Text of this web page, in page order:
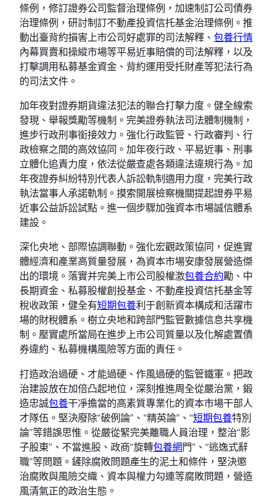
條例，修訂證券公司監督治理條例，加速制訂公司債券
治理條例，研討制訂不動產投資信托基金治理條例。推
動出臺背約損害上市公司好處罪的司法解釋、 包養行情
內幕買賣和操縱市場等平易近事賠償的司法解釋，以及
打擊調用私募基金資金、背約運用受托財產等犯法行為
的司法文件。
加年夜對證券期貨違法犯法的聯合打擊力度。健全線索
發現、舉報獎勵等機制。完美證券執法司法體制機制，
進步行政刑事銜接效力。強化行政監管、行政審判、行
政檢察之間的高效協同。加年夜行政、平易近事、刑事
立體化追責力度，依法從嚴查處各類違法違規行為。加
年夜證券糾紛特別代表人訴訟軌制適用力度，完美行政
執法當事人承諾軌制。摸索開展檢察機關提起證券平易
近事公益訴訟試點。進一個步驟加強資本市場誠信體系
建設。
深化央地、部際協調聯動。強化宏觀政策協同，促進實
體經濟和產業高質量發展，為資本市場安康發展營造傑
出的環境。落實并完美上市公司股權激包養合約勵、中
長期資金、私募股權創投基金、不動產投資信托基金等
稅收政策，健全有短期包養利于創新資本構成和活躍市
場的財稅體系。樹立央地和跨部門監管數據信息共享機
制。壓實處所當局在進步上市公司質量以及化解處置債
券違約、私募機構風險等方面的責任。
打造政治過硬、才能過硬、作風過硬的監管鐵軍。把政
治建設放在加倍凸起地位，深刻推進周全從嚴治黨，鍛
造忠誠包養干凈擔當的高素質專業化的資本市場干部人
才隊伍。堅決廢除“破例論”、“精英論”、“短期包養特別
論”等錯誤思惟。從嚴從緊完美離職人員治理，整治“影
子股東”、不當進股、政商“旋轉包養網門”、“逃逸式辭
職”等問題。鏟除腐敗問題產生的泥土和條件，堅決懲
治腐敗與風險交織、資本與權力勾連等腐敗問題，營造
風清氣正的政治生態。